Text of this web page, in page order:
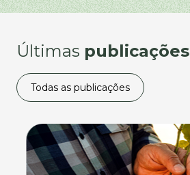
Últimas publicações
Todas as publicações